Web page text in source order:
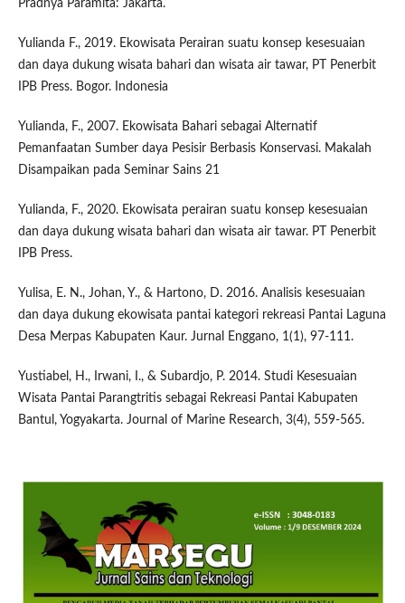
Pradnya Paramita: Jakarta.
Yulianda F., 2019. Ekowisata Perairan suatu konsep kesesuaian
dan daya dukung wisata bahari dan wisata air tawar, PT Penerbit
IPB Press. Bogor. Indonesia
Yulianda, F., 2007. Ekowisata Bahari sebagai Alternatif
Pemanfaatan Sumber daya Pesisir Berbasis Konservasi. Makalah
Disampaikan pada Seminar Sains 21
Yulianda, F., 2020. Ekowisata perairan suatu konsep kesesuaian
dan daya dukung wisata bahari dan wisata air tawar. PT Penerbit
IPB Press.
Yulisa, E. N., Johan, Y., & Hartono, D. 2016. Analisis kesesuaian
dan daya dukung ekowisata pantai kategori rekreasi Pantai Laguna
Desa Merpas Kabupaten Kaur. Jurnal Enggano, 1(1), 97-111.
Yustiabel, H., Irwani, I., & Subardjo, P. 2014. Studi Kesesuaian
Wisata Pantai Parangtritis sebagai Rekreasi Pantai Kabupaten
Bantul, Yogyakarta. Journal of Marine Research, 3(4), 559-565.